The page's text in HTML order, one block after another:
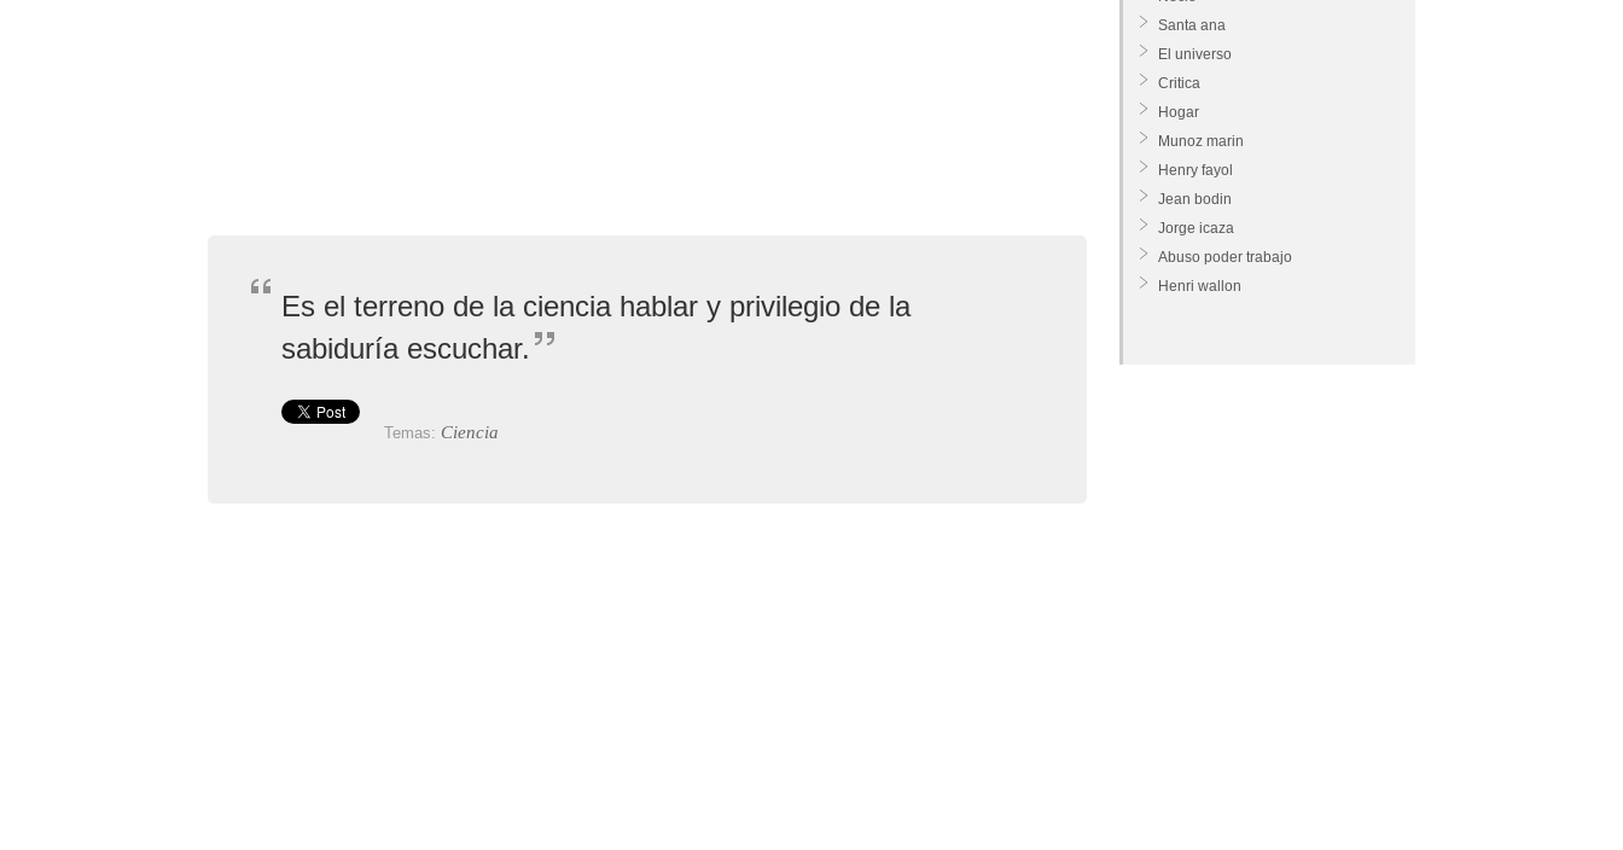
Es el terreno de la ciencia hablar y privilegio de la
sabiduría escuchar.
Temas: Ciencia
Santa ana
El universo
Critica
Hogar
Munoz marin
Henry fayol
Jean bodin
Jorge icaza
Abuso poder trabajo
Henri wallon